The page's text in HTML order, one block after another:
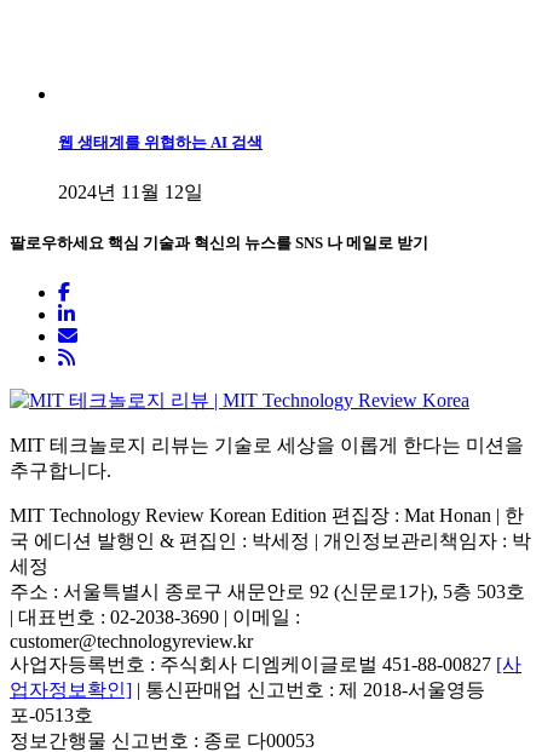
웹 생태계를 위협하는 AI 검색
2024년 11월 12일
팔로우하세요 핵심 기술과 혁신의 뉴스를 SNS 나 메일로 받기
MIT 테크놀로지 리뷰는 기술로 세상을 이롭게 한다는 미션을
추구합니다.
MIT Technology Review Korean Edition 편집장 : Mat Honan | 한
국 에디션 발행인 & 편집인 : 박세정 | 개인정보관리책임자 : 박
세정
주소 : 서울특별시 종로구 새문안로 92 (신문로1가), 5층 503호
| 대표번호 : 02-2038-3690 | 이메일 :
customer@technologyreview.kr
사업자등록번호 : 주식회사 디엠케이글로벌 451-88-00827 [사
업자정보확인] | 통신판매업 신고번호 : 제 2018-서울영등
포-0513호
정보간행물 신고번호 : 종로 다00053